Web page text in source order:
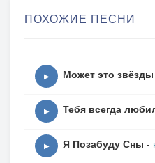
Нужно поделить.
Словно сахар - речь,
Я прошу ответь...
Ты любовь моя.
ПОХОЖИЕ ПЕСНИ
▶ Может это звёзды
▶ Тебя всегда
▶ Я Позабуду Сны -